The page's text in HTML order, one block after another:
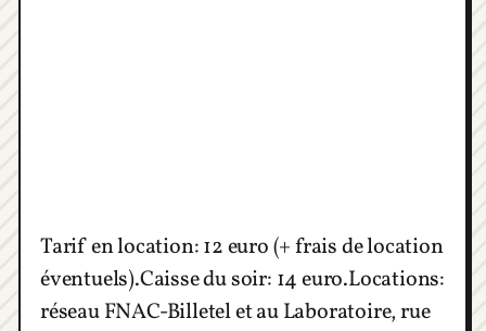
Tarif en location: 12 euro (+ frais de location
éventuels).Caisse du soir: 14 euro.Locations:
réseau FNAC-Billetel et au Laboratoire, rue